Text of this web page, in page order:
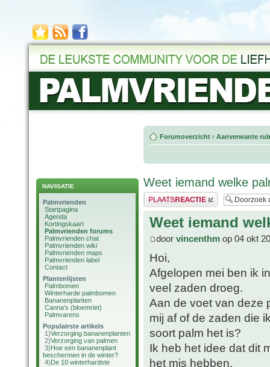
NAVIGATIE
Palmvrienden
Startpagina
Agenda
Kortingskaart
Palmvrienden forums
Palmvrienden chat
Palmvrienden wiki
Palmvrienden maps
Palmvrienden label
Contact
Plantenlijsten
Palmbomen
Winterharde palmbomen
Bananenplanten
Canna's (bloemriet)
Palmvarens
Populairste artikels
1)Verzorging bananenplanten
2)Verzorging van palmen
3)Hoe een bananenplant
beschermen in de winter?
4)De 10 winterhardste
Forumoverzicht ‹ Aanverwante
Weet iemand welke
Plaats een reactie
Weet iemand
door vincenthm op 04 okt
Hoi,
Afgelopen mei ben ik
veel zaden droeg.
Aan de voet van deze
mij af of de zaden die
soort palm het is?
Ik heb het idee dat dit
het mis hebben.